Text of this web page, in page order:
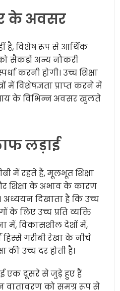
के अवसर
है, विशेष रूप से आर्थिक
सैकड़ों अन्य नौकरी
करनी होगी। उच्च शिक्षा
में विशेषज्ञता प्राप्त करने में
के विभिन्न अवसर खुलते
लड़ाई
में रहते हैं, मूलभूत शिक्षा
शिक्षा के अभाव के कारण
दिखाता है कि उच्च
के लिए उच्च प्रति व्यक्ति
में, विकासशील देशों में,
गरीबी रेखा के नीचे
की उच्च दर होती है।
एक दूसरे से जुड़े हुए हैं
वातावरण को समग्र रूप से